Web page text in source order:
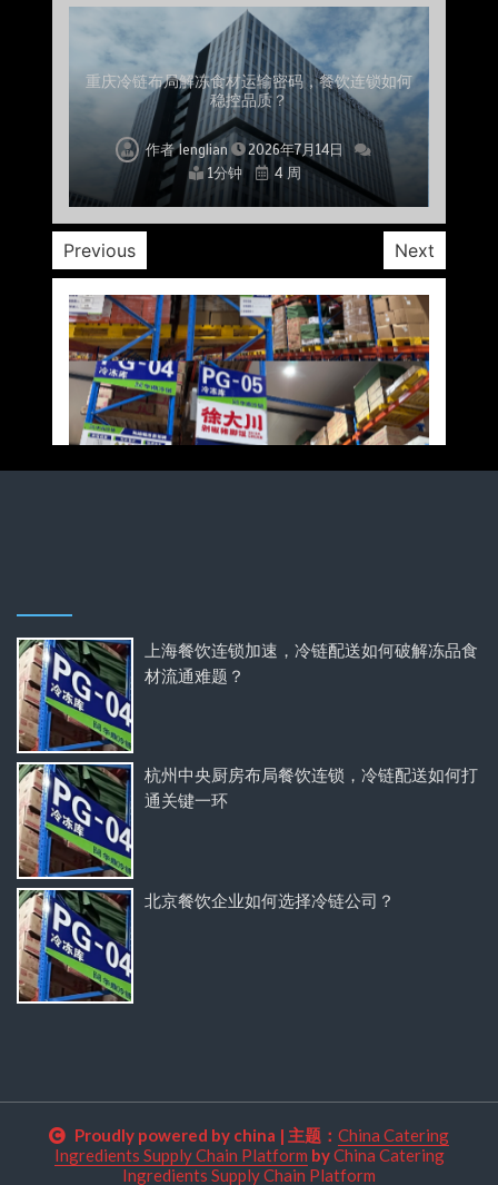
上海餐饮连锁加速，冷链配送如何破解冻品食材
流通难题？
作者lenglian
2026年7月14日
1分钟
4 周
杭州中央厨房布局餐饮连锁，冷链配送如何打通
关键一环
作者lenglian
2026年7月14日
1分钟
4 周
北京餐饮企业如何选择冷链公司？
作者lenglian
2026年7月14日
1分钟
4 周
深圳冷链物流如何护航餐饮连锁？冻品食材流通
全解析
作者lenglian
2026年7月14日
1分钟
4 周
北京餐饮仓配一体化的核心价值与落地实践解析
作者lenglian
2026年7月14日
1分钟
4 周
武汉冻品配送三要素：控温、时效、低成本如何
兼得？
作者lenglian
2026年7月14日
1分钟
4 周
重庆冷链布局解冻食材运输密码，餐饮连锁如何
稳控品质？
作者lenglian
2026年7月14日
1分钟
4 周
Previous Next
上海餐饮连锁加速，冷链配送如何破解冻品食
材流通难题？
杭州中央厨房布局餐饮连锁，冷链配送如何打
通关键一环
北京餐饮企业如何选择冷链公司？
Proudly powered by china | 主题： China Catering
Ingredients Supply Chain Platform byChina Catering
Ingredients Supply Chain Platform